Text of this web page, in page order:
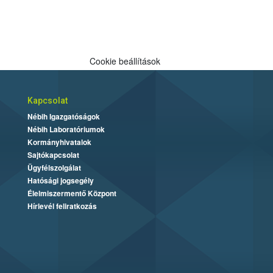
Cookie beállítások
Kapcsolat
Nébih Igazgatóságok
Nébih Laboratóriumok
Kormányhivatalok
Sajtókapcsolat
Ügyfélszolgálat
Hatósági jogsegély
Élelmiszermentő Központ
Hírlevél feliratkozás